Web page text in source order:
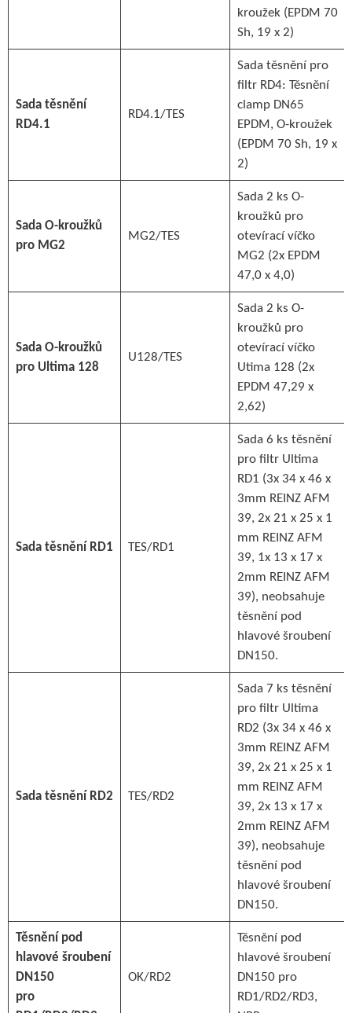
kroužek (EPDM 70
Sh, 19 x 2)
Sada těsnění
RD4.1
RD4.1/TES
Sada těsnění pro
filtr RD4: Těsnění
clamp DN65
EPDM, O-kroužek
(EPDM 70 Sh, 19 x
2)
Sada O-kroužků
pro MG2
MG2/TES
Sada 2 ks O-
kroužků pro
otevírací víčko
MG2 (2x EPDM
47,0 x 4,0)
Sada O-kroužků
pro Ultima 128
U128/TES
Sada 2 ks O-
kroužků pro
otevírací víčko
Utima 128 (2x
EPDM 47,29 x
2,62)
Sada těsnění RD1 TES/RD1
Sada 6 ks těsnění
pro filtr Ultima
RD1 (3x 34 x 46 x
3mm REINZ AFM
39, 2x 21 x 25 x 1
mm REINZ AFM
39, 1x 13 x 17 x
2mm REINZ AFM
39), neobsahuje
těsnění pod
hlavové šroubení
DN150.
Sada těsnění RD2 TES/RD2
Sada 7 ks těsnění
pro filtr Ultima
RD2 (3x 34 x 46 x
3mm REINZ AFM
39, 2x 21 x 25 x 1
mm REINZ AFM
39, 2x 13 x 17 x
2mm REINZ AFM
39), neobsahuje
těsnění pod
hlavové šroubení
DN150.
Těsnění pod
hlavové šroubení
DN150
pro
OK/RD2
Těsnění pod
hlavové šroubení
DN150 pro
RD1/RD2/RD3,